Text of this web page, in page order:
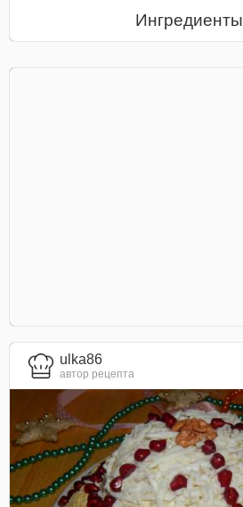
Ингредиенты
ulka86
автор рецепта